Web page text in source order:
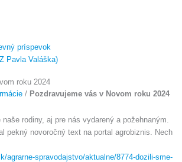
príspevok
Pavla Valáška)
roku 2024
/ Pozdravujeme vás v Novom roku 2024
rodiny, aj pre nás vydarený a požehnaným.
pekný novoročný text na portal agrobiznis. Nech
agrarne-spravodajstvo/aktualne/8774-dozili-sme-